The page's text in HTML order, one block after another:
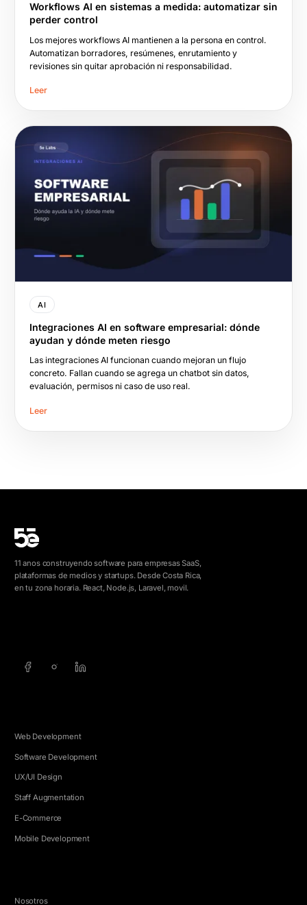
Workflows AI en sistemas a medida: automatizar sin
perder control
Los mejores workflows AI mantienen a la persona en control.
Automatizan borradores, resúmenes, enrutamiento y
revisiones sin quitar aprobación ni responsabilidad.
Leer
AI
Integraciones AI en software empresarial: dónde
ayudan y dónde meten riesgo
Las integraciones AI funcionan cuando mejoran un flujo
concreto. Fallan cuando se agrega un chatbot sin datos,
evaluación, permisos ni caso de uso real.
Leer
11 anos construyendo software para empresas SaaS,
plataformas de medios y startups. Desde Costa Rica,
en tu zona horaria. React, Node.js, Laravel, movil.
Web Development
Software Development
UX/UI Design
Staff Augmentation
E-Commerce
Mobile Development
Nosotros